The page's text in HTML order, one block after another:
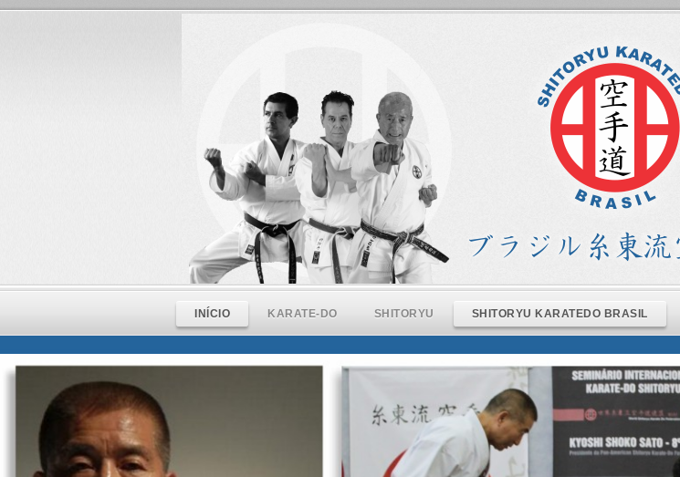
INÍCIO KARATE-DO SHITORYU SHITORYU KARATEDO BRASIL